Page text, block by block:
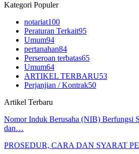
Kategori Populer
notariat100
Peraturan Terkait95
Umum94
pertanahan84
Perseroan terbatas65
Umum64
ARTIKEL TERBARU53
Perjanjian / Kontrak50
Artikel Terbaru
Nomor Induk Berusaha (NIB) Berfungsi
dan…
PROSEDUR, CARA DAN SYARAT